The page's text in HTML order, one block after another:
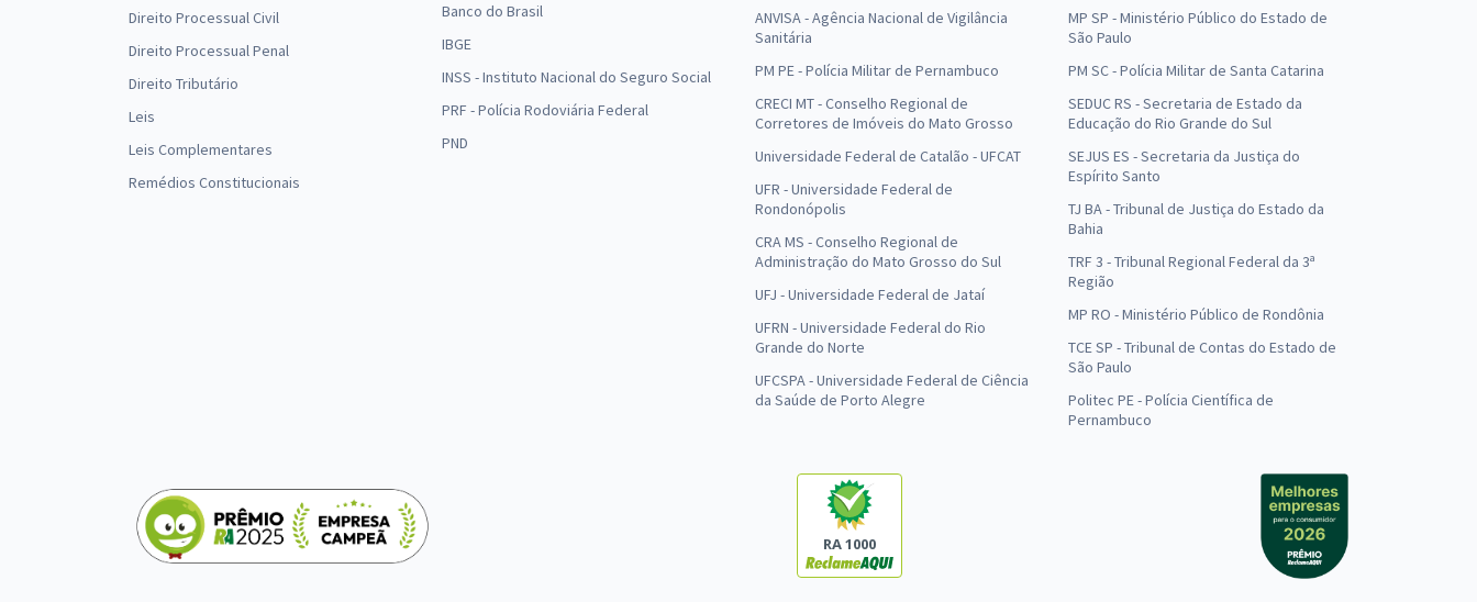
Direito Processual Civil
Direito Processual Penal
Direito Tributário
Leis
Leis Complementares
Remédios Constitucionais
Banco do Brasil
IBGE
INSS - Instituto Nacional do Seguro Social
PRF - Polícia Rodoviária Federal
PND
ANVISA - Agência Nacional de Vigilância
Sanitária
PM PE - Polícia Militar de Pernambuco
CRECI MT - Conselho Regional de
Corretores de Imóveis do Mato Grosso
Universidade Federal de Catalão - UFCAT
UFR - Universidade Federal de
Rondonópolis
CRA MS - Conselho Regional de
Administração do Mato Grosso do Sul
UFJ - Universidade Federal de Jataí
UFRN - Universidade Federal do Rio
Grande do Norte
UFCSPA - Universidade Federal de Ciência
da Saúde de Porto Alegre
MP SP - Ministério Público do Estado de
São Paulo
PM SC - Polícia Militar de Santa Catarina
SEDUC RS - Secretaria de Estado da
Educação do Rio Grande do Sul
SEJUS ES - Secretaria da Justiça do
Espírito Santo
TJ BA - Tribunal de Justiça do Estado da
Bahia
TRF 3 - Tribunal Regional Federal da 3ª
Região
MP RO - Ministério Público de Rondônia
TCE SP - Tribunal de Contas do Estado de
São Paulo
Politec PE - Polícia Científica de
Pernambuco
RA 1000